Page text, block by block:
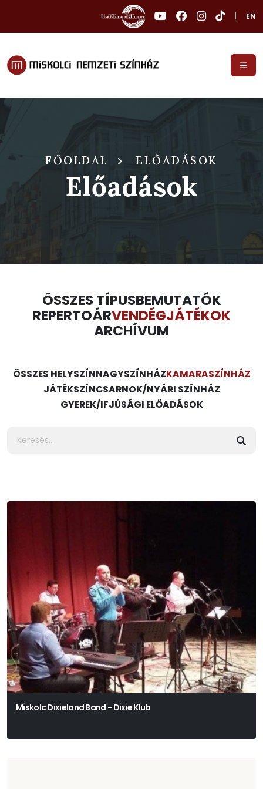
EN
FŐOLDAL ELŐADÁSOK
Előadások
ÖSSZES TÍPUSBEMUTATÓK
REPERTOÁRVENDÉGJÁTÉKOK
ARCHÍVUM
ÖSSZES HELYSZÍNNAGYSZÍNHÁZKAMARASZÍNHÁZ
JÁTÉKSZÍNCSARNOK/NYÁRI SZÍNHÁZ
GYEREK/IFJÚSÁGI ELŐADÁSOK
Miskolc Dixieland Band - Dixie Klub